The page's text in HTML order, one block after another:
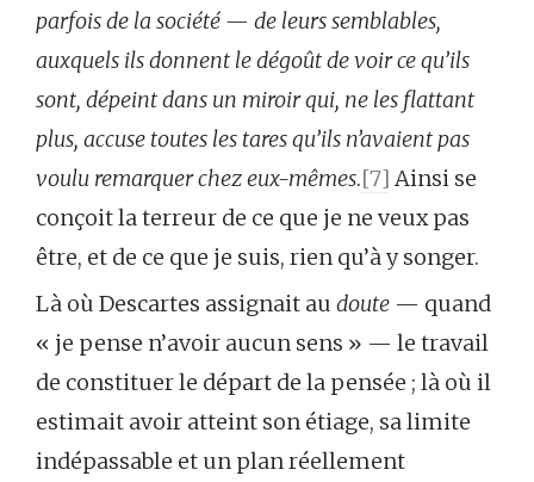
parfois de la société — de leurs semblables,
auxquels ils donnent le dégoût de voir ce qu’ils
sont, dépeint dans un miroir qui, ne les flattant
plus, accuse toutes les tares qu’ils n’avaient pas
voulu remarquer chez eux-mêmes.[7] Ainsi se
conçoit la terreur de ce que je ne veux pas
être, et de ce que je suis, rien qu’à y songer.
Là où Descartes assignait au doute — quand
« je pense n’avoir aucun sens » — le travail
de constituer le départ de la pensée ; là où il
estimait avoir atteint son étiage, sa limite
indépassable et un plan réellement